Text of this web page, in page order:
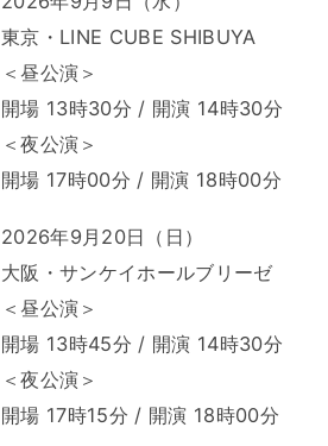
東京・LINE CUBE SHIBUYA
＜昼公演＞
開場 13時30分 / 開演 14時30分
＜夜公演＞
開場 17時00分 / 開演 18時00分
2026年9月20日（日）
大阪・サンケイホールブリーゼ
＜昼公演＞
開場 13時45分 / 開演 14時30分
＜夜公演＞
開場 17時15分 / 開演 18時00分